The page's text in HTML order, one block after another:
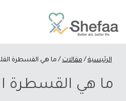
الرئيسية / مقالات / ما هي القسطرة
ما هي القسطرة